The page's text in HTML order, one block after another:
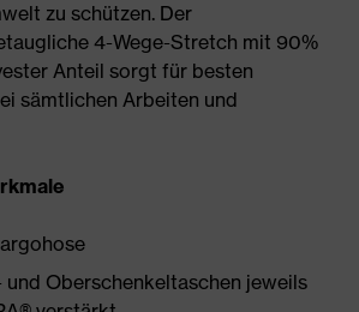
zu schützen. Der
4-Wege-Stretch mit 90%
Anteil sorgt für besten
sämtlichen Arbeiten und
und Oberschenkeltaschen jeweils